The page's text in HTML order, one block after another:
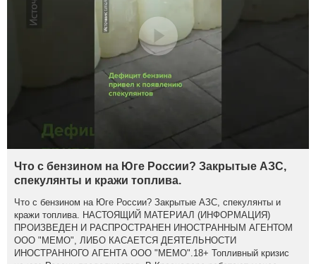
Что с бензином на Юге России? Закрытые АЗС,
спекулянты и кражи топлива.
Что с бензином на Юге России? Закрытые АЗС, спекулянты и
кражи топлива. НАСТОЯЩИЙ МАТЕРИАЛ (ИНФОРМАЦИЯ)
ПРОИЗВЕДЕН И РАСПРОСТРАНЕН ИНОСТРАННЫМ АГЕНТОМ
ООО "МЕМО", ЛИБО КАСАЕТСЯ ДЕЯТЕЛЬНОСТИ
ИНОСТРАННОГО АГЕНТА ООО "МЕМО".18+ Топливный кризис